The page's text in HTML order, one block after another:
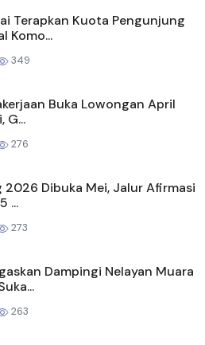
Terapkan Kuota Pengunjung
Komo...
349
Buka Lowongan April
G...
276
2026 Dibuka Mei, Jalur Afirmasi
...
273
Dampingi Nelayan Muara
263